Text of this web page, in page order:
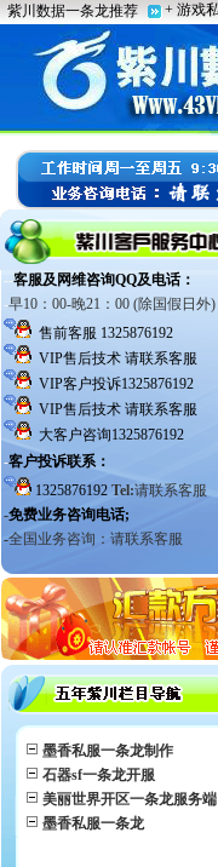
墨香私服一条龙制作
石器sf一条龙开服
美丽世界开区一条龙服务端
墨香私服一条龙